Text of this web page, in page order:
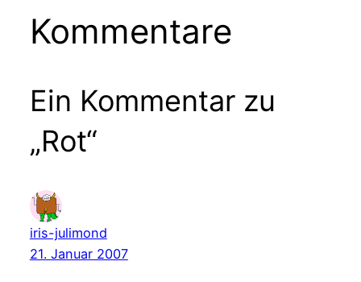
Kommentare
Ein Kommentar zu
„Rot“
iris-julimond
21. Januar 2007